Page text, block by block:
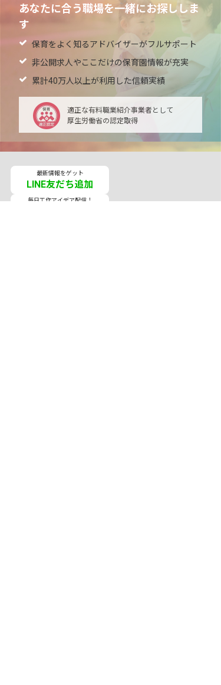
あなたに合う職場を一緒にお探ししま
す
保育をよく知るアドバイザーがフルサポート
非公開求人やここだけの保育園情報が充実
累計40万人以上が利用した信頼実績
適正な有料職業紹介事業者として
厚生労働省の認定取得
最新情報をゲット
LINE友だち追加
毎日工作アイデア配信！